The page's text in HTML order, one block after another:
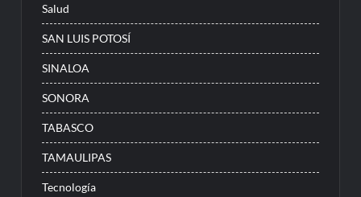
Salud
SAN LUIS POTOSÍ
SINALOA
SONORA
TABASCO
TAMAULIPAS
Tecnología